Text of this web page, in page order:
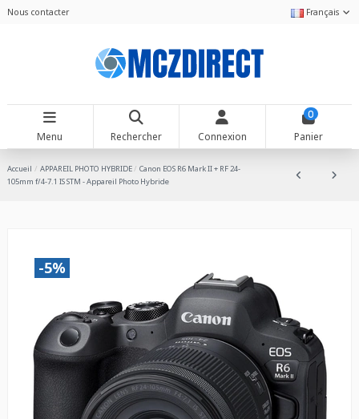
Nous contacter Français
Menu Rechercher Connexion
0
Panier
Accueil APPAREIL PHOTO HYBRIDE
Canon EOS R6 Mark II + RF 24-
105mm f/4-7.1 IS STM - Appareil Photo Hybride
-5%